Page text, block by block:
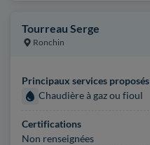
Tourreau Serge
Ronchin
Principaux services proposés
Chaudière à gaz ou fioul
Certifications
Non renseignées